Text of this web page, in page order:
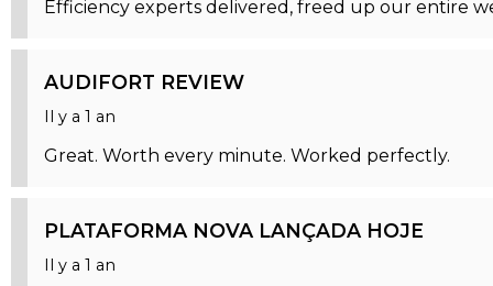
Efficiency experts delivered, freed up our entire
AUDIFORT REVIEW
Il y a 1 an
Great. Worth every minute. Worked perfectly.
PLATAFORMA NOVA LANÇADA HOJE
Il y a 1 an